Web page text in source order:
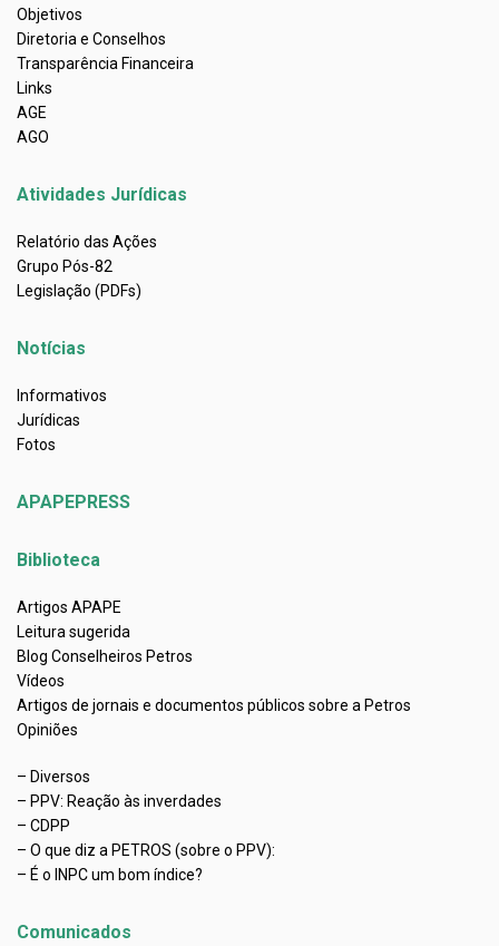
Objetivos
Diretoria e Conselhos
Transparência Financeira
Links
AGE
AGO
Atividades Jurídicas
Relatório das Ações
Grupo Pós-82
Legislação (PDFs)
Notícias
Informativos
Jurídicas
Fotos
APAPEPRESS
Biblioteca
Artigos APAPE
Leitura sugerida
Blog Conselheiros Petros
Vídeos
Artigos de jornais e documentos públicos sobre a Petros
Opiniões
– Diversos
– PPV: Reação às inverdades
– CDPP
– O que diz a PETROS (sobre o PPV):
– É o INPC um bom índice?
Comunicados